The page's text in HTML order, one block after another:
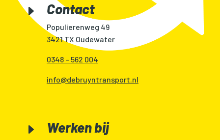
E Contact
Populierenweg 49
3421 TX Oudewater
0348 – 562 004
info@debruyntransport.nl
E Werken bij